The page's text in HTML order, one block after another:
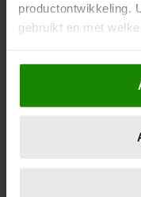
productontwikkeling.
gebruikt en met
Als u het toestaat,
Informatie
locatie, die tot
scannen op
verwerkt en stel uw